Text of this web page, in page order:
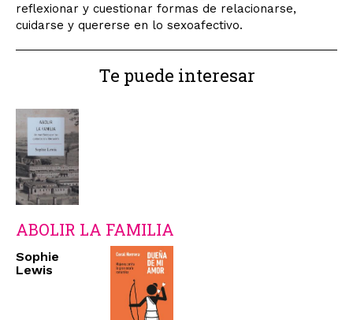
reflexionar y cuestionar formas de relacionarse,
cuidarse y quererse en lo sexoafectivo.
Te puede interesar
ABOLIR LA FAMILIA
Sophie
Lewis